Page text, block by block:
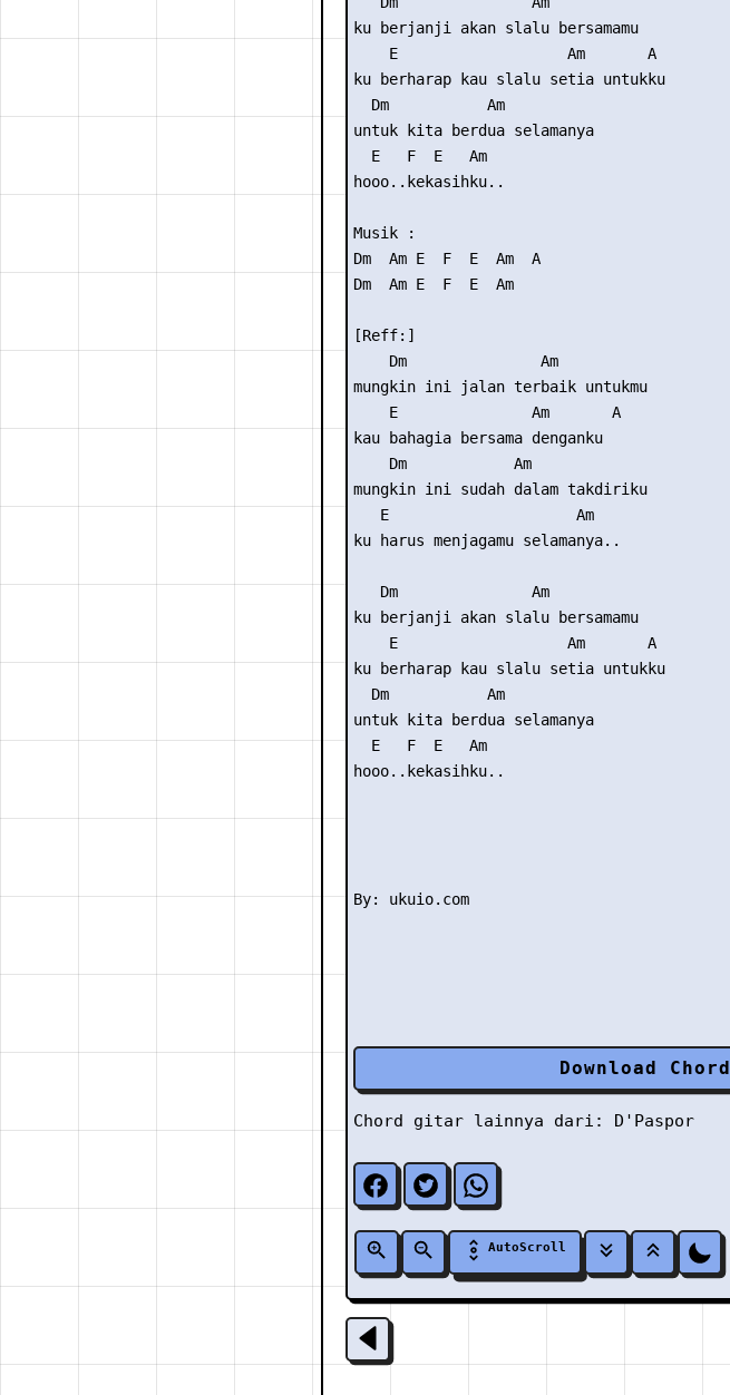
ku berjanji akan slalu bersamamu
    E                   Am       A
ku berharap kau slalu setia untukku
  Dm           Am
untuk kita berdua selamanya
  E   F  E   Am
hooo..kekasihku..
Musik :
Dm  Am E  F  E  Am  A
Dm  Am E  F  E  Am
[Reff:]
    Dm               Am
mungkin ini jalan terbaik untukmu
    E               Am       A
kau bahagia bersama denganku
    Dm            Am
mungkin ini sudah dalam takdiriku
   E                     Am
ku harus menjagamu selamanya..
   Dm               Am
ku berjanji akan slalu bersamamu
    E                   Am       A
ku berharap kau slalu setia untukku
  Dm           Am
untuk kita berdua selamanya
  E   F  E   Am
hooo..kekasihku..
Download Chord
Chord gitar lainnya dari: D'Paspor
AutoScroll